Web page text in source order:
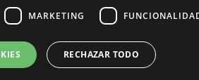
MARKETING
RECHAZAR TODO